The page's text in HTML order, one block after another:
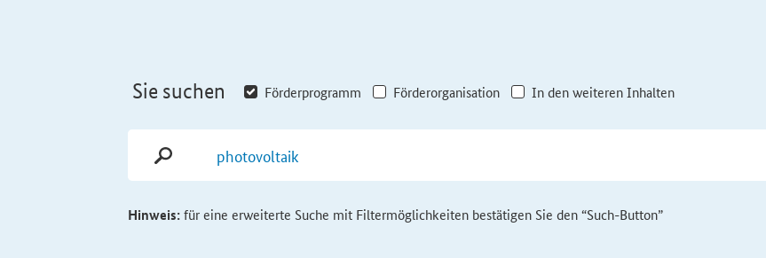
Sie suchen Förderprogramm Förderorganisation In den weiteren Inhalten
Hinweis:für eine erweiterte Suche mit Filtermöglichkeiten bestätigen Sie den “Such-Button”